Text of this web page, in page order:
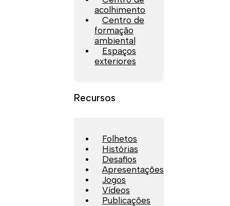
acolhimento
Centro de
formação
ambiental
Espaços
exteriores
Recursos
Folhetos
Histórias
Desafios
Apresentações
Jogos
Vídeos
Publicações